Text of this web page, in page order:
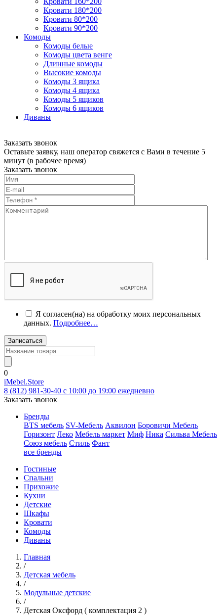
Кровати 180*200
Кровати 80*200
Кровати 90*200
Комоды
Комоды белые
Комоды цвета венге
Длинные комоды
Высокие комоды
Комоды 3 ящика
Комоды 4 ящика
Комоды 5 ящиков
Комоды 6 ящиков
Диваны
Заказать звонок
Оставьте заявку, наш оператор свяжется с Вами в течение 5
минут (в рабочее время)
Заказать звонок
Я согласен(на) на обработку моих персональных
данных. Подробнее…
Записаться
0
iMebel.Store
8 (812) 981-30-40 c 10:00 до 19:00 ежедневно
Заказать звонок
Бренды
BTS мебель SV-Мебель Аквилон Боровичи Мебель
Горизонт Леко Мебель маркет Миф Ника Сильва Мебель
Союз мебель Стиль Фант
все бренды
Гостиные
Спальни
Прихожие
Кухни
Детские
Шкафы
Кровати
Комоды
Диваны
Главная
/
Детская мебель
/
Модульные детские
/
Детская Оксфорд ( комплектация 2 )